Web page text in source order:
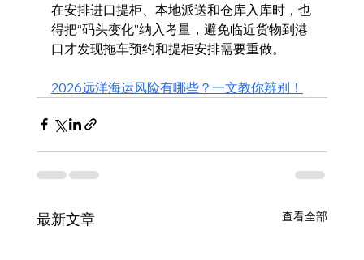
在安排进口提柜、本地派送和仓库入库时，也
得把“码头变化”纳入考量，避免临近货物到港
口才发现拖车预约和提柜安排需要重做。
2026远洋海运风险有哪些？一文教你辨别！
最新文章 查看全部